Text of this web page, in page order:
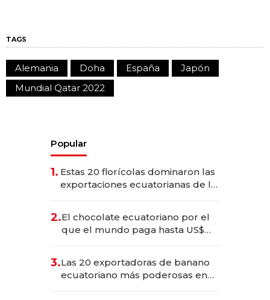
TAGS
Alemania Doha España
Japón
Mundial Qatar 2022
Popular
1. Estas 20 florícolas dominaron las
exportaciones ecuatorianas de la
2.El chocolate ecuatoriano por el
que el mundo paga hasta US$
3.Las 20 exportadoras de banano
ecuatoriano más poderosas en